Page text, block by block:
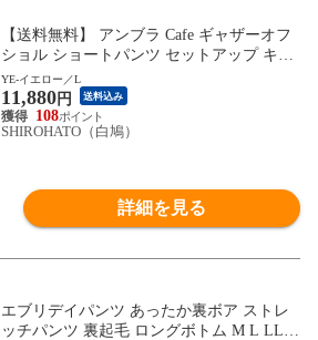
【送料無料】 アンブラ Cafe ギャザーオフ
ショル ショートパンツ セットアップ キャ
ミソール ルームウェア パジャマ ANNEBR
A
YE-イエロー／L
11,880円 送料込み
108
SHIROHATO（白鳩）
詳細を見る
エブリデイパンツ あったか裏ボア ストレ
ッチパンツ 裏起毛 ロングボトム M L LL 3